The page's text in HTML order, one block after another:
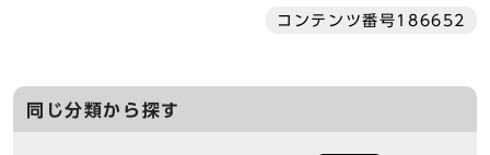
コンテンツ番号186652
同じ分類から探す